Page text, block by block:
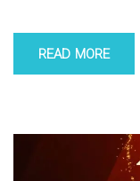
READ MORE